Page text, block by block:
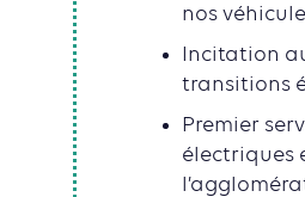
nos
Incitation
transitions
Premier
électriques